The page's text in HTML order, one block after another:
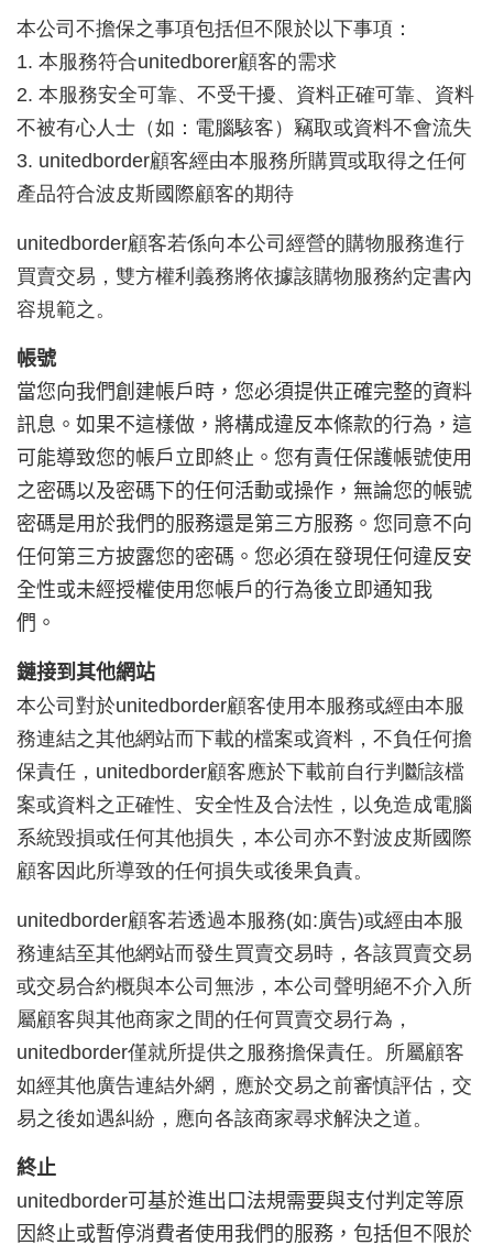
本公司不擔保之事項包括但不限於以下事項：
1. 本服務符合unitedborer顧客的需求
2. 本服務安全可靠、不受干擾、資料正確可靠、資料
不被有心人士（如：電腦駭客）竊取或資料不會流失
3. unitedborder顧客經由本服務所購買或取得之任何
產品符合波皮斯國際顧客的期待
unitedborder顧客若係向本公司經營的購物服務進行
買賣交易，雙方權利義務將依據該購物服務約定書內
容規範之。
帳號
當您向我們創建帳戶時，您必須提供正確完整的資料
訊息。如果不這樣做，將構成違反本條款的行為，這
可能導致您的帳戶立即終止。您有責任保護帳號使用
之密碼以及密碼下的任何活動或操作，無論您的帳號
密碼是用於我們的服務還是第三方服務。您同意不向
任何第三方披露您的密碼。您必須在發現任何違反安
全性或未經授權使用您帳戶的行為後立即通知我
們。
鏈接到其他網站
本公司對於unitedborder顧客使用本服務或經由本服
務連結之其他網站而下載的檔案或資料，不負任何擔
保責任， unitedborder顧客應於下載前自行判斷該檔
案或資料之正確性、安全性及合法性，以免造成電腦
系統毀損或任何其他損失，本公司亦不對波皮斯國際
顧客因此所導致的任何損失或後果負責。
unitedborder顧客若透過本服務(如:廣告)或經由本服
務連結至其他網站而發生買賣交易時，各該買賣交易
或交易合約概與本公司無涉，本公司聲明絕不介入所
屬顧客與其他商家之間的任何買賣交易行為，
unitedborder僅就所提供之服務擔保責任。所屬顧客
如經其他廣告連結外網，應於交易之前審慎評估，交
易之後如遇糾紛，應向各該商家尋求解決之道。
終止
unitedborder可基於進出口法規需要與支付判定等原
因終止或暫停消費者使用我們的服務，包括但不限於